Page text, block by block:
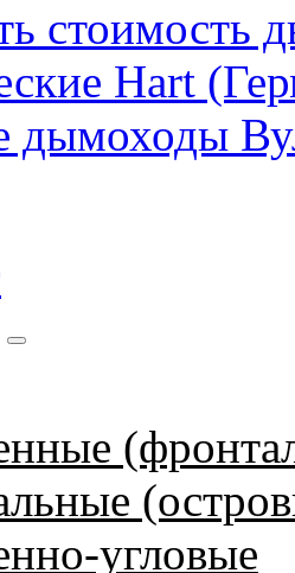
стоимость
Hart
дымоходы
угловые